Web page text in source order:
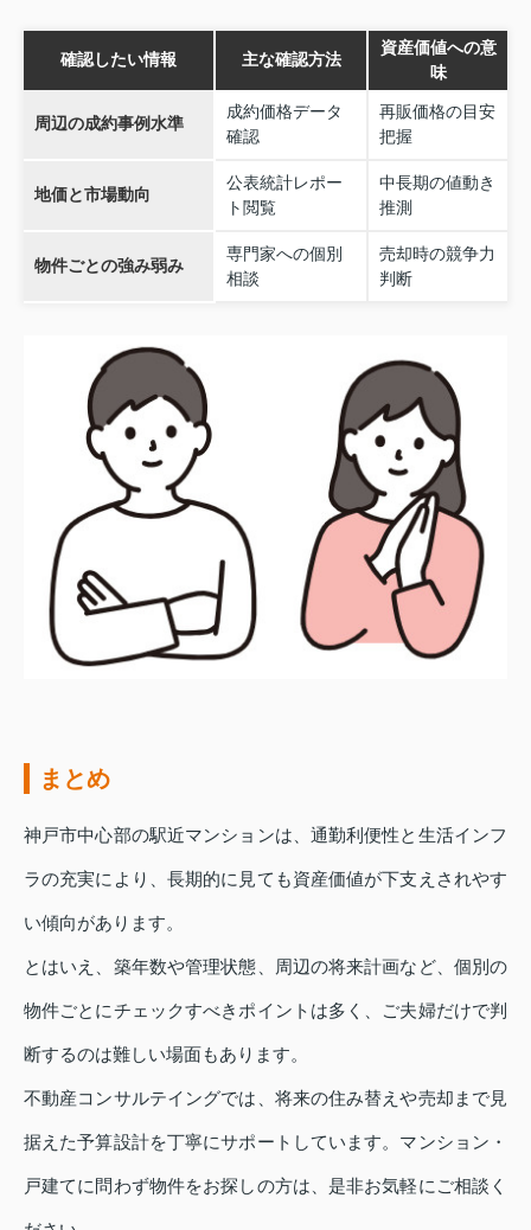
確認したい情報 主な確認方法
資産価値への意
味
周辺の成約事例水準
成約価格データ
確認
再販価格の目安
把握
地価と市場動向
公表統計レポー
ト閲覧
中長期の値動き
推測
物件ごとの強み弱み
専門家への個別
相談
売却時の競争力
判断
まとめ
神戸市中心部の駅近マンションは、通勤利便性と生活インフ
ラの充実により、長期的に見ても資産価値が下支えされやす
い傾向があります。
とはいえ、築年数や管理状態、周辺の将来計画など、個別の
物件ごとにチェックすべきポイントは多く、ご夫婦だけで判
断するのは難しい場面もあります。
不動産コンサルテイングでは、将来の住み替えや売却まで見
据えた予算設計を丁寧にサポートしています。マンション・
戸建てに問わず物件をお探しの方は、是非お気軽にご相談く